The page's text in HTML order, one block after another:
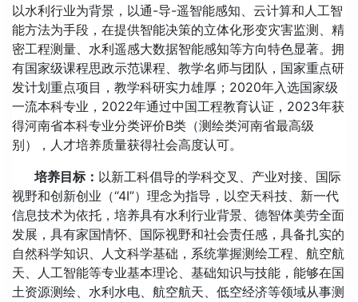
以水利行业为背景，以通-导-遥智能感知、云计算和人工智
能方法为手段，在提供智能决策的立体化形变灾害监测、精
密工程测量、水利遥感大数据智能感知等方向特色显著。拥
有国家级课程思政示范课程、教学名师与团队，国家重点研
发计划重点项目，教学科研实力雄厚；2020年入选国家级
一流本科专业，2022年通过中国工程教育认证，2023年获
得河南省本科专业分类评价B类（测绘类河南省最高级
别），人才培养质量获得社会高度认可。
培养目标： 以新工科倡导的学科交叉、产业对接、国际
视野和创新创业（“4I”）理念为指导，以空天科技、新一代
信息技术为依托，培养具有水利行业背景、德智体美劳全面
发展，具有家国情怀、国际视野和社会责任感，具备扎实的
自然科学知识、人文科学基础，系统掌握测绘工程、航空航
天、人工智能等专业基本理论、基础知识与技能，能够在国
土资源测绘、水利水电、航空航天、低空经济等领域从事测